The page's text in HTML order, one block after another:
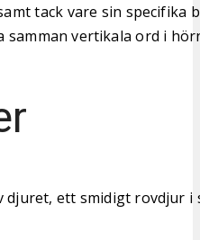
tack vare sin specifika
vertikala ord i
djuret, ett smidigt rovdjur i